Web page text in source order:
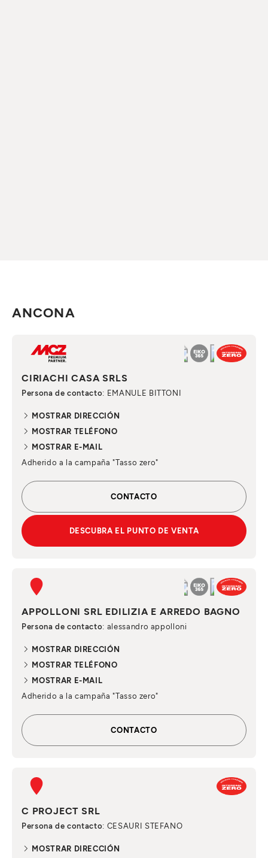
ANCONA
CIRIACHI CASA SRLS
Persona de contacto: EMANULE BITTONI
MOSTRAR DIRECCIÓN
MOSTRAR TELÉFONO
MOSTRAR E-MAIL
Adherido a la campaña "Tasso zero"
CONTACTO
DESCUBRA EL PUNTO DE VENTA
APPOLLONI SRL EDILIZIA E ARREDO BAGNO
Persona de contacto: alessandro appolloni
MOSTRAR DIRECCIÓN
MOSTRAR TELÉFONO
MOSTRAR E-MAIL
Adherido a la campaña "Tasso zero"
CONTACTO
C PROJECT SRL
Persona de contacto: CESAURI STEFANO
MOSTRAR DIRECCIÓN